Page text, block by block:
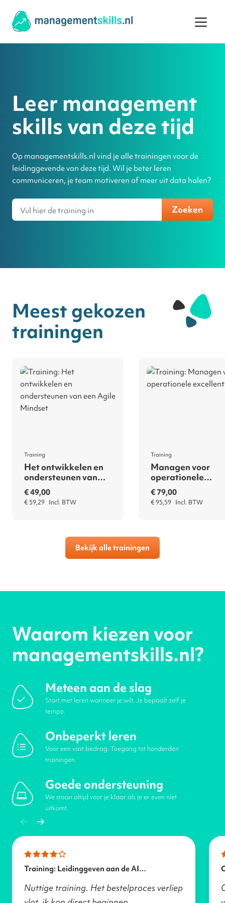
Leer management
skills van deze tijd
Op managementskills.nl vind je alle trainingen voor de
leidinggevende van deze tijd. Wil je beter leren
communiceren, je team motiveren of meer uit data halen?
Zoeken
Meest gekozen
trainingen
Training
Het ontwikkelen en
ondersteunen van
een Agile Mindset
€ 59,29
€ 49,00
Training
Managen voor
operationele
excellentie
€ 95,59
€ 79,00
Bekijk alle trainingen
Waarom kiezen voor
managementskills.nl?
Meteen aan de slag
Start met leren wanneer je wilt. Je bepaalt zelf je
tempo.
Onbeperkt leren
Voor een vast bedrag. Toegang tot honderden
trainingen.
Goede ondersteuning
We staan altijd voor je klaar als je er even niet
uitkomt.
Training: Leidinggeven aan de AI
Nuttige training. Het bestelproces verliep